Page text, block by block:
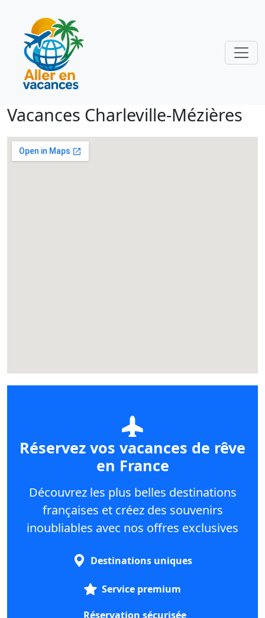
Vacances Charleville-Mézières
Réservez vos vacances de rêve
en France
Découvrez les plus belles destinations
françaises et créez des souvenirs
inoubliables avec nos offres exclusives
Destinations uniques
Service premium
Réservation sécurisée